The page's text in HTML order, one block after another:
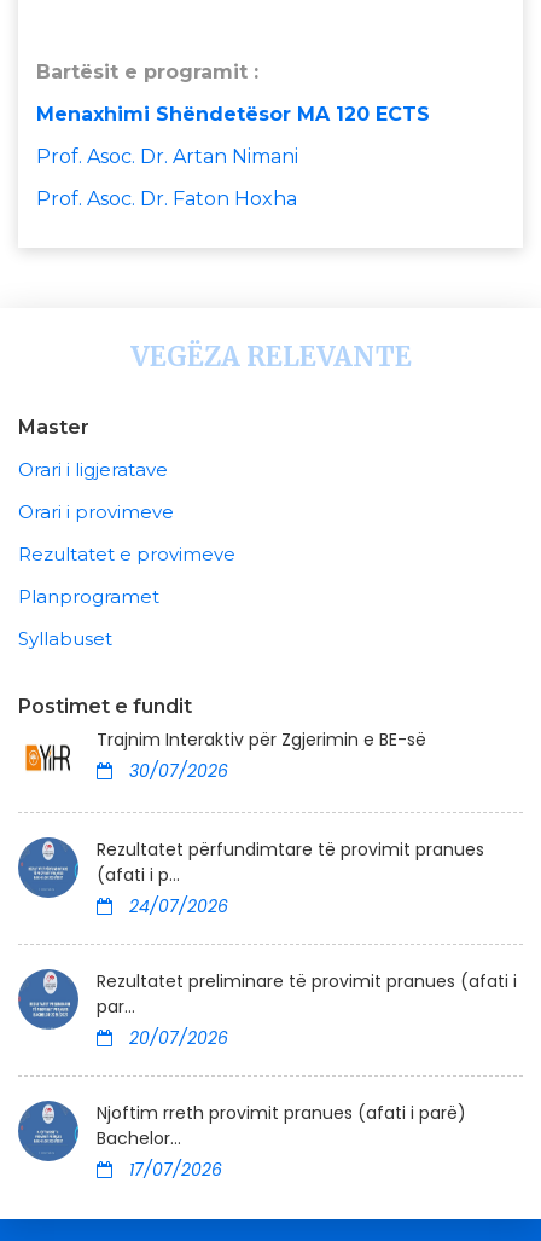
Bartësit e programit :
Menaxhimi Shëndetësor MA 120 ECTS
Prof. Asoc. Dr. Artan Nimani
Prof. Asoc. Dr. Faton Hoxha
VEGËZA RELEVANTE
Master
Orari i ligjeratave
Orari i provimeve
Rezultatet e provimeve
Planprogramet
Syllabuset
Postimet e fundit
Trajnim Interaktiv për Zgjerimin e BE-së
30/07/2026
Rezultatet përfundimtare të provimit pranues
(afati i p...
24/07/2026
Rezultatet preliminare të provimit pranues (afati i
par...
20/07/2026
Njoftim rreth provimit pranues (afati i parë)
Bachelor...
17/07/2026